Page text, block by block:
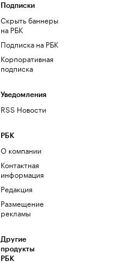
Подписки
Скрыть баннеры
на РБК
Подписка на РБК
Корпоративная
подписка
Уведомления
RSS Новости
РБК
О компании
Контактная
информация
Редакция
Размещение
рекламы
Другие
продукты
РБК